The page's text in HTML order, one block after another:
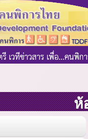
ห้